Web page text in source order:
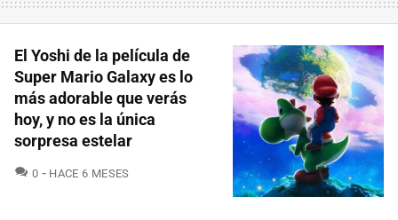
El Yoshi de la película de
Super Mario Galaxy es lo
más adorable que verás
hoy, y no es la única
sorpresa estelar
0 COMENTARIOS
HACE 6 MESES